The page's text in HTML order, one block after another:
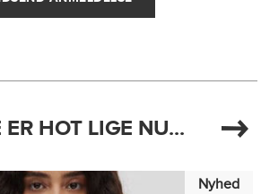
ER HOT LIGE NU...
Nyhed